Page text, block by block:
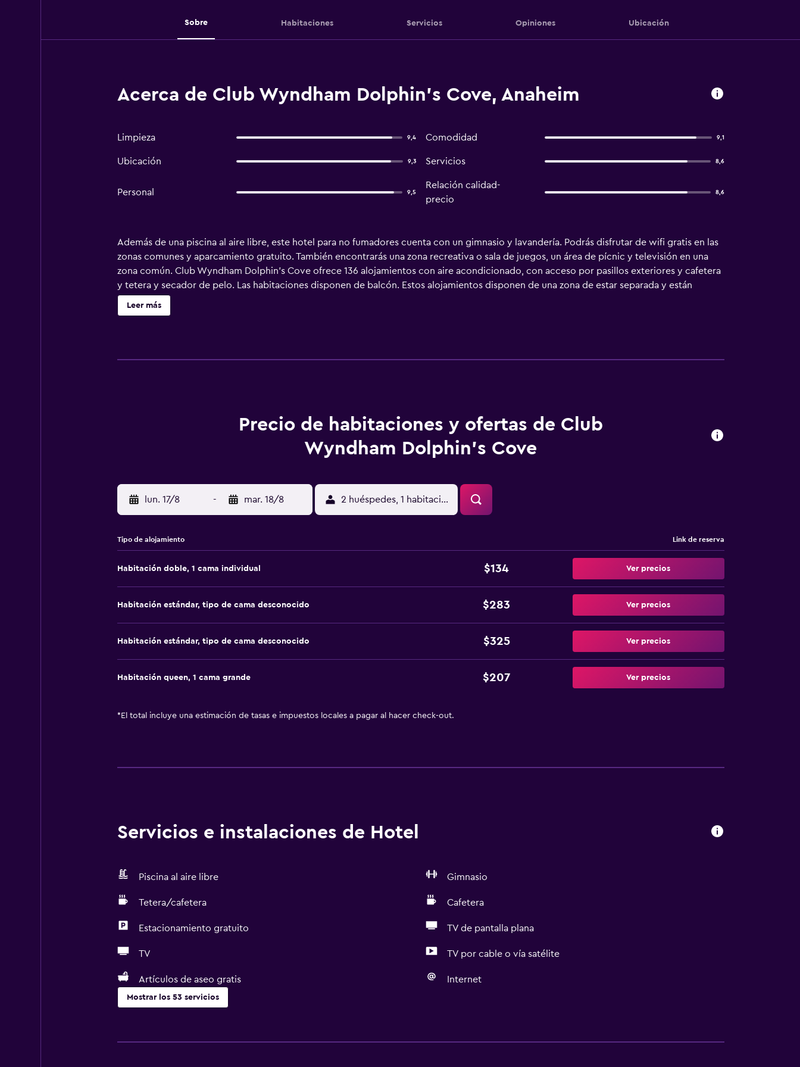
Sobre Habitaciones Servicios Opiniones Ubicación
Acerca de Club Wyndham Dolphin's Cove, Anaheim
Limpieza 9,4 Comodidad 9,1
Ubicación 9,3 Servicios 8,6
Personal 9,5
Relación calidad-
precio
8,6
Además de una piscina al aire libre, este hotel para no fumadores cuenta con un gimnasio y lavandería. Podrás disfrutar de wifi gratis en las
zonas comunes y aparcamiento gratuito. También encontrarás una zona recreativa o sala de juegos, un área de pícnic y televisión en una
zona común. Club Wyndham Dolphin's Cove ofrece 136 alojamientos con aire acondicionado, con acceso por pasillos exteriores y cafetera
y tetera y secador de pelo. Las habitaciones disponen de balcón. Estos alojamientos disponen de una zona de estar separada y están
amueblados con sofá cama de de matrimonio. En este hotel de 3 estrellas, los alojamientos incluyen cocina con frigorífico, placa de cocina,
microondas y comedor independiente. Este hotel en Anaheim ofrece acceso a Internet wifi gratis. Se ofrece televisión por cable. Las
Leer más
Precio de habitaciones y ofertas de Club
Wyndham Dolphin's Cove
lun. 17/8 - mar. 18/8 2 huéspedes, 1 habitación
Tipo de alojamiento Link de reserva
Habitación doble, 1 cama individual $134 Ver precios
Habitación estándar, tipo de cama desconocido $283 Ver precios
Habitación estándar, tipo de cama desconocido $325 Ver precios
Habitación queen, 1 cama grande $207 Ver precios
* El total incluye una estimación de tasas e impuestos locales a pagar al hacer check-out.
Servicios e instalaciones de Hotel
Piscina al aire libre Gimnasio
Tetera/cafetera Cafetera
Estacionamiento gratuito TV de pantalla plana
TV TV por cable o vía satélite
Artículos de aseo gratis Internet
Mostrar los 53 servicios
Copas
Internet